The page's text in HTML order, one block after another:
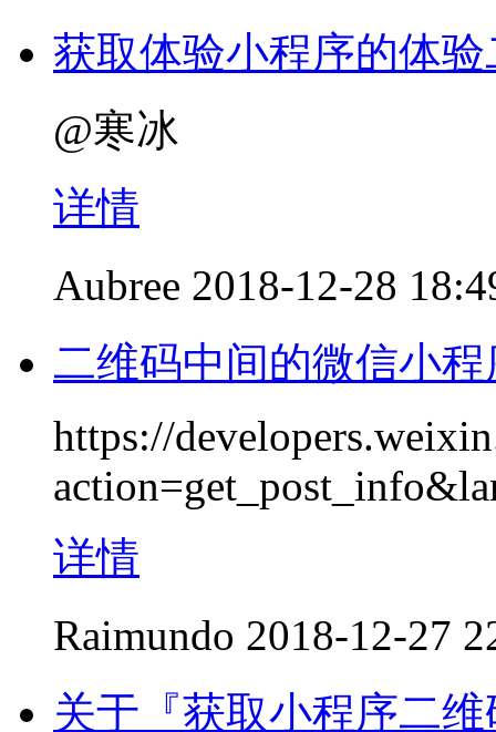
获取体验小程序的体
@寒冰
详情
Aubree 2018-12-28
二维码中间的微信小
https://
详情
Raimundo 2018-12-27
关于『获取小程序二